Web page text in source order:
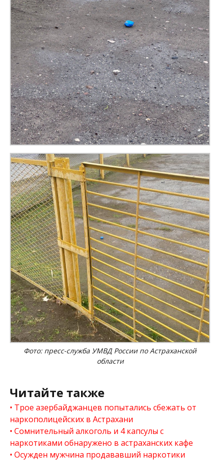
Фото: пресс-служба УМВД России по Астраханской
области
Читайте также
Трое азербайджанцев попытались сбежать от
наркополицейских в Астрахани
Сомнительный алкоголь и 4 капсулы с
наркотиками обнаружено в астраханских кафе
Осужден мужчина продававший наркотики